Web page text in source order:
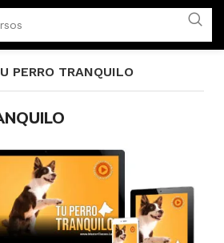
PERRO TRANQUILO